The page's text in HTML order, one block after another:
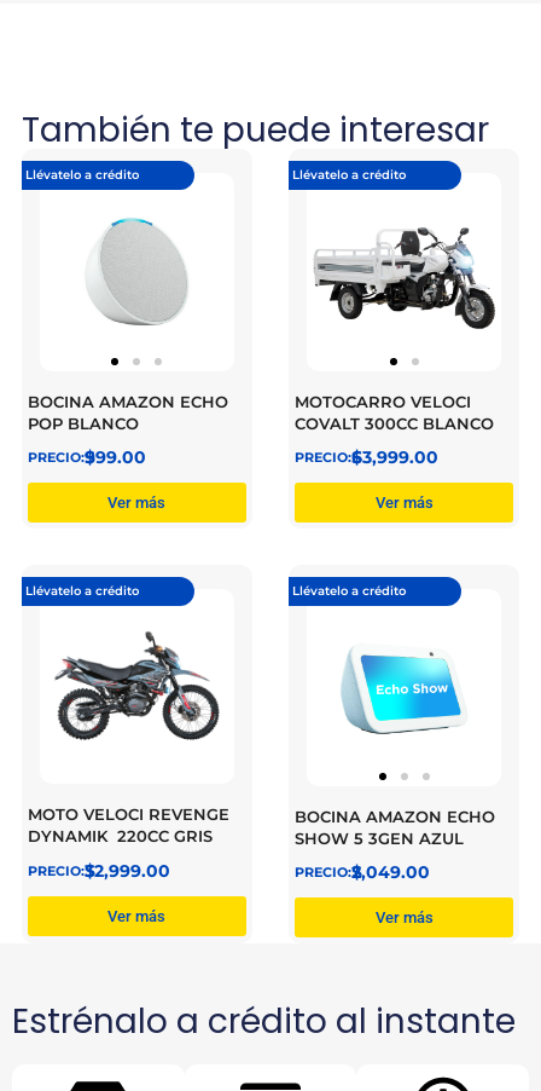
También te puede interesar
Llévatelo a crédito
BOCINA AMAZON ECHO
POP BLANCO
$
999.00
Ver más
Llévatelo a crédito
MOTOCARRO VELOCI
COVALT 300CC BLANCO
$
63,999.00
Ver más
Llévatelo a crédito
MOTO VELOCI REVENGE
DYNAMIK 220CC GRIS
$
32,999.00
Ver más
Llévatelo a crédito
BOCINA AMAZON ECHO
SHOW 5 3GEN AZUL
$
2,049.00
Ver más
Estrénalo a crédito al instante